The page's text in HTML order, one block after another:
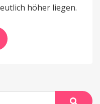
höher liegen.